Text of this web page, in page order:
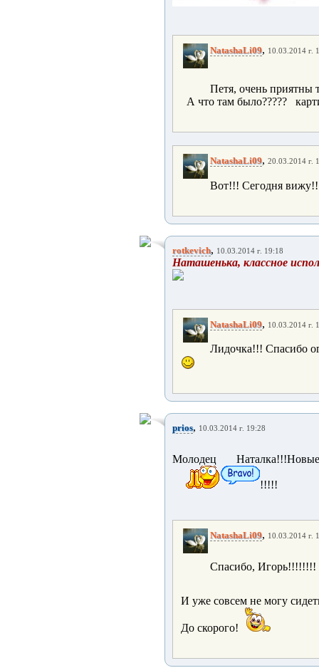
NatashaLi09, 10.03.2014 г.
Петя, очень приятны
А что там было?????
NatashaLi09, 20.03.2014 г.
Вот!!! Сегодня
rotkevich, 10.03.2014 г. 19:18
Наташенька, классное
NatashaLi09, 10.03.2014 г.
Лидочка!!! Спасибо
prios, 10.03.2014 г. 19:28
Молодец
!!!!!
NatashaLi09, 10.03.2014 г.
Спасибо, Игорь!!!!!!!!
И уже совсем не могу
До скорого!